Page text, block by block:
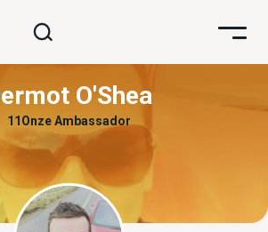
O'Shea
11Onze Ambassador